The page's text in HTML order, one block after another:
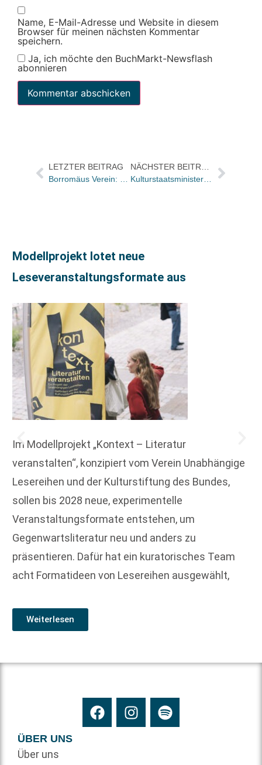
Name, E-Mail-Adresse und Website in diesem
Browser für meinen nächsten Kommentar
speichern.
Ja, ich möchte den BuchMarkt-Newsflash
abonnieren
LETZTER BEITRAG
Modellprojekt lotet neue
Leseveranstaltungsformate aus
Im Modellprojekt „Kontext – Literatur
veranstalten“, konzipiert vom Verein Unabhängige
Lesereihen und der Kulturstiftung des Bundes,
sollen bis 2028 neue, experimentelle
Veranstaltungsformate entstehen, um
Gegenwartsliteratur neu und anders zu
präsentieren. Dafür hat ein kuratorisches Team
acht Formatideen von Lesereihen ausgewählt,
Weiterlesen
ÜBER UNS
Über uns